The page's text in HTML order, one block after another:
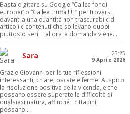
Basta digitare su Google “Callea fondi
europei” o “Callea truffa UE” per trovarsi
davanti a una quantità non trascurabile di
articoli e contenuti che sollevano dubbi
piuttosto seri. E allora la domanda viene...
Sara
23:25
9 Aprile 2026
Grazie Giovanni per le tue riflessioni
interessanti, chiare, pacate e ferme. Auspico
la risoluzione positiva della vicenda, e che
possano essere superate le difficoltà di
qualsiasi natura, affinché i cittadini
possano...